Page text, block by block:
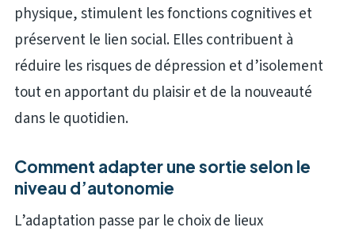
physique, stimulent les fonctions cognitives et
préservent le lien social. Elles contribuent à
réduire les risques de dépression et d’isolement
tout en apportant du plaisir et de la nouveauté
dans le quotidien.
Comment adapter une sortie selon le
niveau d’autonomie
L’adaptation passe par le choix de lieux